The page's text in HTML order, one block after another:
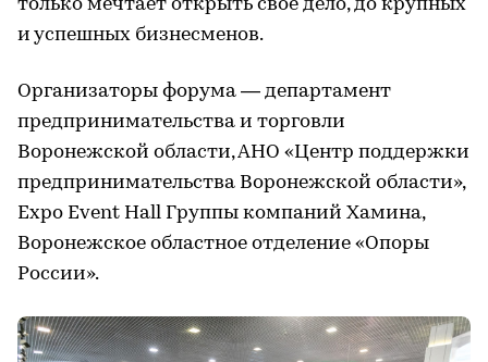
только мечтает открыть свое дело, до крупных
и успешных бизнесменов.
Организаторы форума — департамент
предпринимательства и торговли
Воронежской области, АНО «Центр поддержки
предпринимательства Воронежской области»,
Expo Event Hall Группы компаний Хамина,
Воронежское областное отделение «Опоры
России».